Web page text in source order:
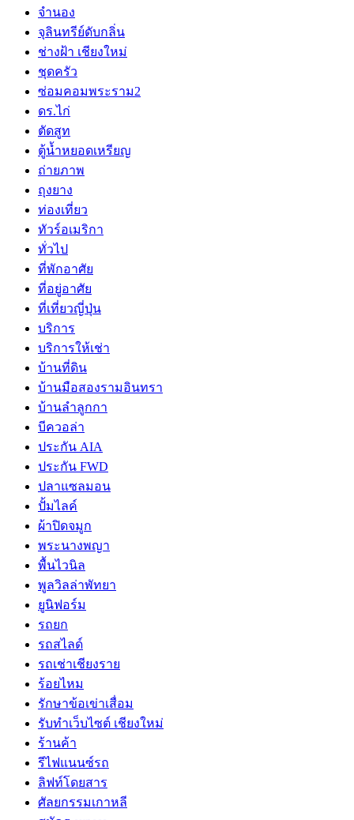
จำนอง
จุลินทรีย์ดับกลิ่น
ช่างฝ้า เชียงใหม่
ชุดครัว
ซ่อมคอมพระราม2
ดร.ไก่
ตัดสูท
ตู้น้ำหยอดเหรียญ
ถ่ายภาพ
ถุงยาง
ท่องเที่ยว
ทัวร์อเมริกา
ทั่วไป
ที่พักอาศัย
ที่อยู่อาศัย
ที่เที่ยวญี่ปุ่น
บริการ
บริการให้เช่า
บ้านที่ดิน
บ้านมือสองรามอินทรา
บ้านลำลูกกา
บีควอล่า
ประกัน AIA
ประกัน FWD
ปลาแซลมอน
ปั้มไลค์
ผ้าปิดจมูก
พระนางพญา
พื้นไวนิล
พูลวิลล่าพัทยา
ยูนิฟอร์ม
รถยก
รถสไลด์
รถเช่าเชียงราย
ร้อยไหม
รักษาข้อเข่าเสื่อม
รับทำเว็บไซต์ เชียงใหม่
ร้านค้า
รีไฟแนนซ์รถ
ลิฟท์โดยสาร
ศัลยกรรมเกาหลี